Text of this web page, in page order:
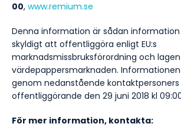
00, www.remium.se
Denna information är sådan
skyldigt att offentliggöra enligt EU:s
marknadsmissbruksförordning och
värdepappersmarknaden.
genom nedanstående
offentliggörande den 29 juni 2018 kl
För mer information, kontakta: